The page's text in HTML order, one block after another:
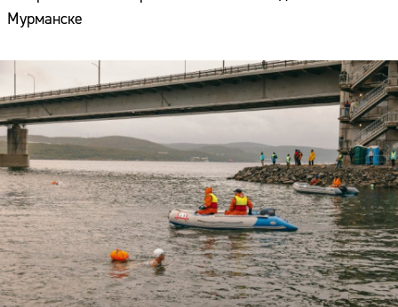
Мурманске